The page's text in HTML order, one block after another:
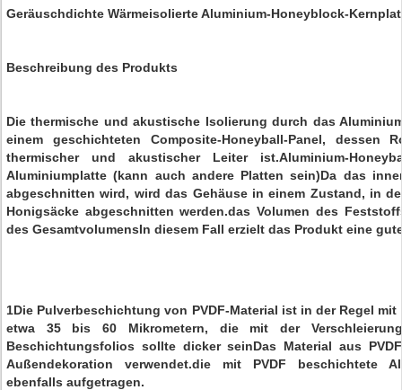
Geräuschdichte Wärmeisolierte Aluminium-Honeyblock-
Beschreibung des Produkts
Die thermische und akustische Isolierung durch das
einem geschichteten Composite-Honeyball-Panel, dessen
thermischer und akustischer Leiter ist.Aluminium-
Aluminiumplatte (kann auch andere Platten sein)Da das
abgeschnitten wird, wird das Gehäuse in einem Zustand, in
Honigsäcke abgeschnitten werden.das Volumen des
des GesamtvolumensIn diesem Fall erzielt das Produkt eine
1Die Pulverbeschichtung von PVDF-Material ist in der Regel
etwa 35 bis 60 Mikrometern, die mit der
Beschichtungsfolios sollte dicker seinDas Material aus
Außendekoration verwendet.die mit PVDF beschichtete
ebenfalls aufgetragen.